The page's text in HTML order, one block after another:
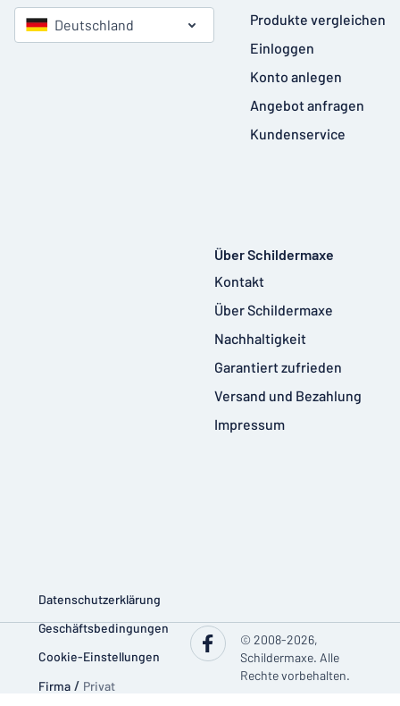
Deutschland
Produkte vergleichen
Einloggen
Konto anlegen
Angebot anfragen
Kundenservice
Über Schildermaxe
Kontakt
Über Schildermaxe
Nachhaltigkeit
Garantiert zufrieden
Versand und Bezahlung
Impressum
Datenschutzerklärung
Geschäftsbedingungen
Cookie-Einstellungen
Firma / Privat
© 2008-2026,
Schildermaxe. Alle
Rechte vorbehalten.